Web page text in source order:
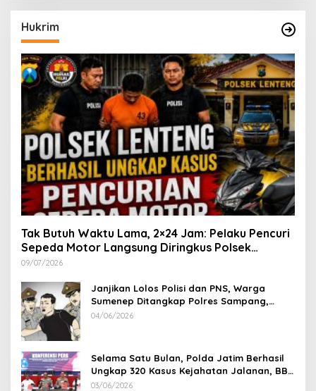
Hukrim
Tak Butuh Waktu Lama, 2×24 Jam: Pelaku Pencuri
Sepeda Motor Langsung Diringkus Polsek
Lenteng di Wilayah Manding
09/07/2026
Janjikan Lolos Polisi dan PNS, Warga
Sumenep Ditangkap Polres Sampang,
Korban Rugi Rp 600 juta
04/06/2026
Selama Satu Bulan, Polda Jatim Berhasil
Ungkap 320 Kasus Kejahatan Jalanan, BB
100 Sepeda Motor dan 12 Mobil Diamankan
03/06/2026